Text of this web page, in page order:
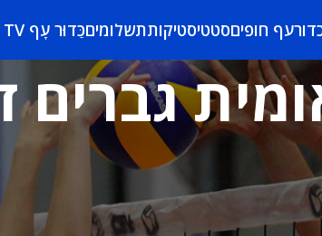
חופיםסטטיסטיקותתשלומיםכַּדוּר עָף TV
גברים